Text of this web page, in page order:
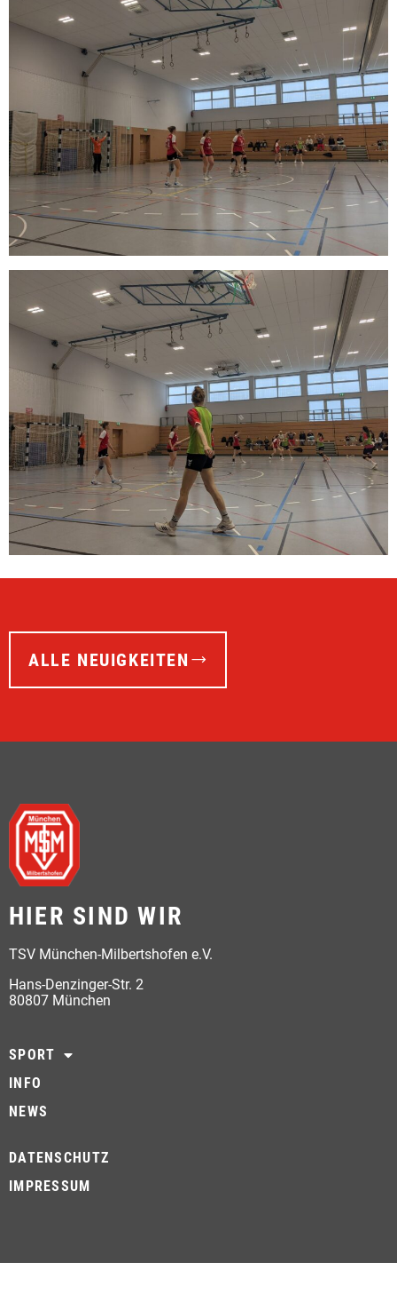
ALLE NEUIGKEITEN
HIER SIND WIR
TSV München-Milbertshofen e.V.
Hans-Denzinger-Str. 2
80807 München
SPORT
INFO
NEWS
DATENSCHUTZ
IMPRESSUM